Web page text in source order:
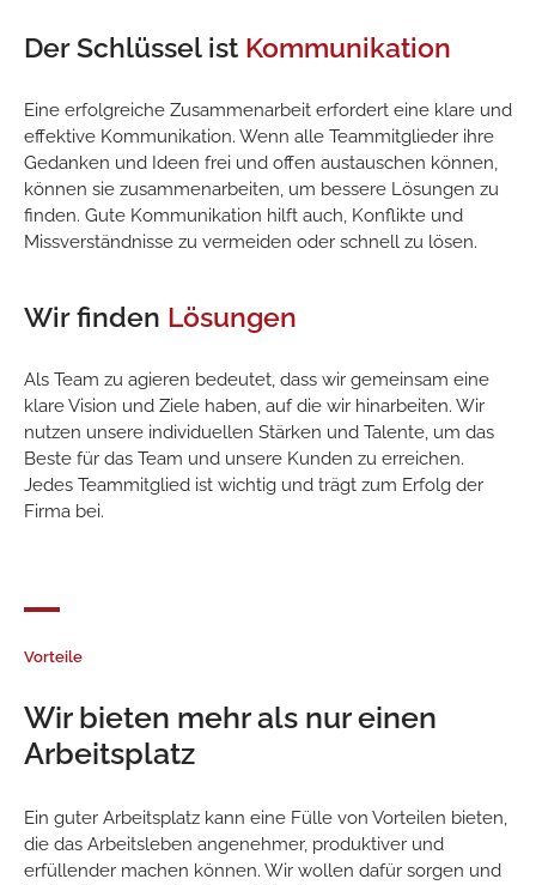
Der Schlüssel ist Kommunikation
Eine erfolgreiche Zusammenarbeit erfordert eine klare und
effektive Kommunikation. Wenn alle Teammitglieder ihre
Gedanken und Ideen frei und offen austauschen können,
können sie zusammenarbeiten, um bessere Lösungen zu
finden. Gute Kommunikation hilft auch, Konflikte und
Missverständnisse zu vermeiden oder schnell zu lösen.
Wir finden Lösungen
Als Team zu agieren bedeutet, dass wir gemeinsam eine
klare Vision und Ziele haben, auf die wir hinarbeiten. Wir
nutzen unsere individuellen Stärken und Talente, um das
Beste für das Team und unsere Kunden zu erreichen.
Jedes Teammitglied ist wichtig und trägt zum Erfolg der
Firma bei.
Vorteile
Wir bieten mehr als nur einen
Arbeitsplatz
Ein guter Arbeitsplatz kann eine Fülle von Vorteilen bieten,
die das Arbeitsleben angenehmer, produktiver und
erfüllender machen können. Wir wollen dafür sorgen und